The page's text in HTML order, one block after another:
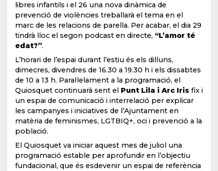
libres infantils i el 26 una nova dinàmica de
prevenció de violències treballarà el tema en el
marc de les relacions de parella. Per acabar, el dia 29
tindrà lloc el segon podcast en directe, “L’amor té
edat?”.
L’horari de l’espai durant l’estiu és els dilluns,
dimecres, divendres de 16.30 a 19.30 h i els dissabtes
de 10 a 13 h. Paral·lelament a la programació, el
Quiosquet continuarà sent el Punt Lila i Arc Iris fix i
un espai de comunicació i interrelació per explicar
les campanyes i iniciatives de l’Ajuntament en
matèria de feminismes, LGTBIQ+, oci i prevenció a la
població.
El Quiosquet va iniciar aquest mes de juliol una
programació estable per aprofundir en l’objectiu
fundacional, que és esdevenir un espai de referència